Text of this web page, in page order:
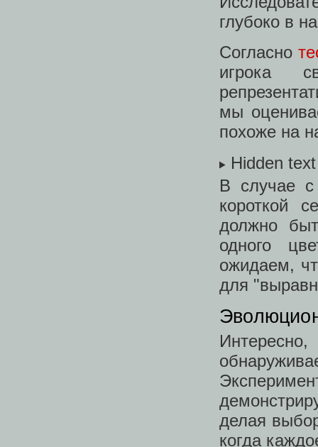
глубоко в
Согласно
игрока
мы
похоже на
Hidden text
В случае
короткой
должно
одного
ожидаем,
для
делая
когда